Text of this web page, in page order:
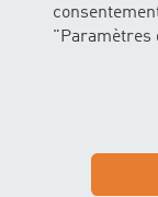
"Paramètres
Dans